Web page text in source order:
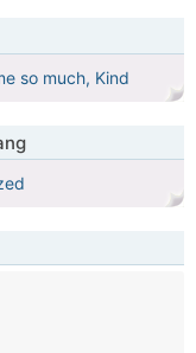
so much, Kind